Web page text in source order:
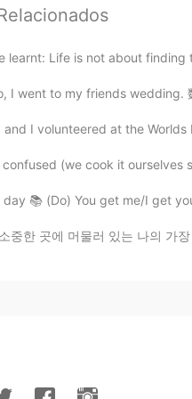
ㅋㅋㅋㅋㅋㅋㅋ
은 단일 민족이라 다른 인종
당연해요 한국인 한테는 신
같은 사람이 여러번 잘
learnt: Life is not about
to my friends wedding. 数日前
I volunteered at the Worlds
(we cook it
📚 (Do) You get me/I get
에 머물러 있는 나의 가장 소중한 부산이 그리워